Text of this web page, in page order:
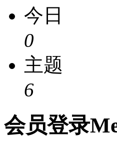
今日
0
主题
6
会员登录